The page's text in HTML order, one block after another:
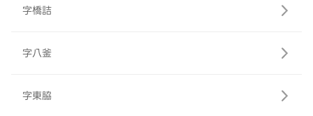
字橋詰
字八釜
字東脇